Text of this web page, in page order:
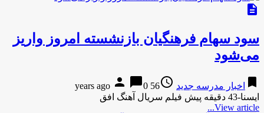
description
سود سهام فرهنگیان بازنشسته امروز واریز
می‌شود
bookmark اخبار مدرسه جدید access_time
56 years ago
person chat_bubble0
ایسنا-43 دقیقه پیش فیلم سریال آهنگ افق
View article...